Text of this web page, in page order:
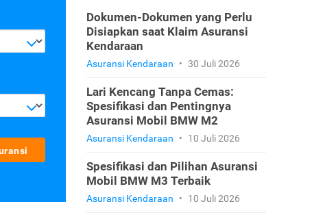
Produk Asuransi
Dokumen-Dokumen yang Perlu
Disiapkan saat Klaim Asuransi
Kendaraan
Asuransi Kendaraan • 30 Juli 2026
Lari Kencang Tanpa Cemas:
Spesifikasi dan Pentingnya
Asuransi Mobil BMW M2
Asuransi Kendaraan • 10 Juli 2026
Spesifikasi dan Pilihan Asuransi
Mobil BMW M3 Terbaik
Asuransi Kendaraan • 10 Juli 2026